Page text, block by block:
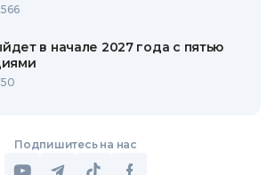
в начале 2027 года с пятью
Подпишитесь на нас